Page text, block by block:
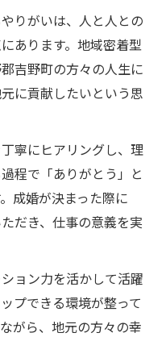
りがいは、人と人との
あります。地域密着型
吉野町の方々の人生に
に貢献したいという思
寧にヒアリングし、理
程で「ありがとう」と
成婚が決まった際に
だき、仕事の意義を実
ョン力を活かして活躍
プできる環境が整って
がら、地元の方々の幸